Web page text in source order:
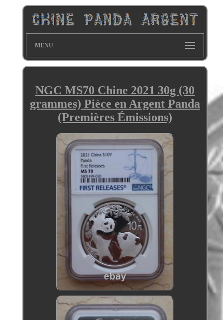
MENU
NGC MS70 Chine 2021 30g (30
grammes) Pièce en Argent Panda
(Premières Émissions)